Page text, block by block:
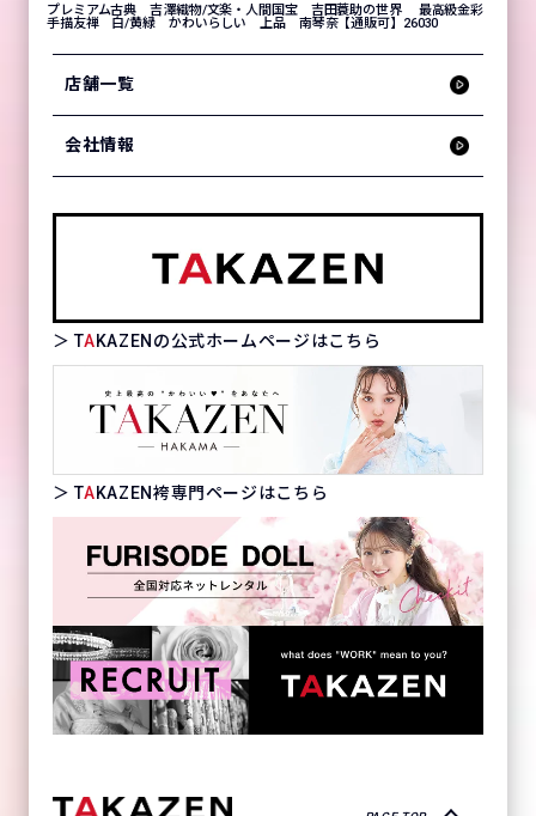
プレミアム古典 吉澤織物/文楽・人間国宝 吉田蓑助の世界 最高級金彩
手描友禅 白/黄緑 かわいらしい 上品 南琴奈【通販可】26030
店舗一覧
会社情報
＞ TAKAZENの公式ホームページはこちら
＞ TAKAZEN袴専門ページはこちら